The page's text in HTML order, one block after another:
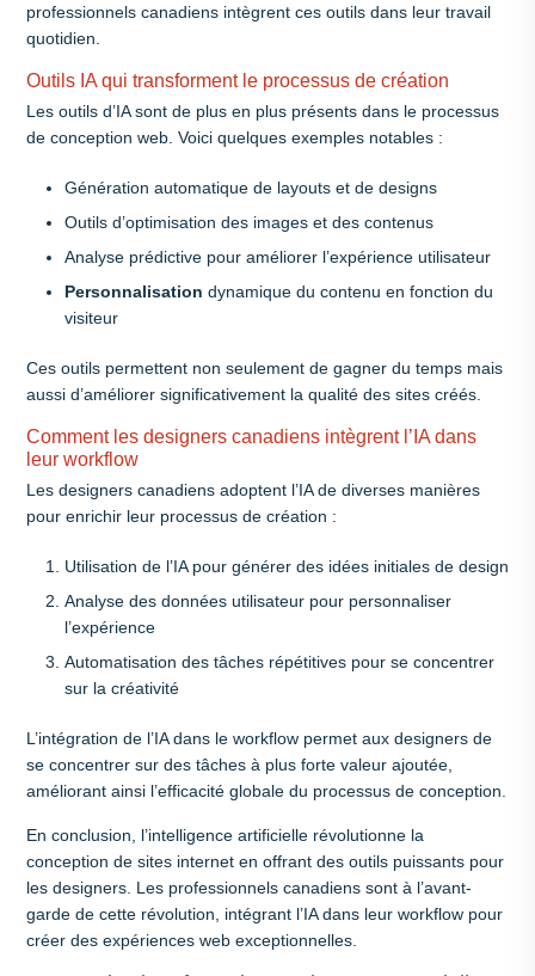
professionnels canadiens intègrent ces outils dans leur travail
quotidien.
Outils IA qui transforment le processus de création
Les outils d’IA sont de plus en plus présents dans le processus
de conception web. Voici quelques exemples notables :
Génération automatique de layouts et de designs
Outils d’optimisation des images et des contenus
Analyse prédictive pour améliorer l’expérience utilisateur
Personnalisation dynamique du contenu en fonction du
visiteur
Ces outils permettent non seulement de gagner du temps mais
aussi d’améliorer significativement la qualité des sites créés.
Comment les designers canadiens intègrent l’IA dans
leur workflow
Les designers canadiens adoptent l’IA de diverses manières
pour enrichir leur processus de création :
Utilisation de l’IA pour générer des idées initiales de design
Analyse des données utilisateur pour personnaliser
l’expérience
Automatisation des tâches répétitives pour se concentrer
sur la créativité
L’intégration de l’IA dans le workflow permet aux designers de
se concentrer sur des tâches à plus forte valeur ajoutée,
améliorant ainsi l’efficacité globale du processus de conception.
En conclusion, l’intelligence artificielle révolutionne la
conception de sites internet en offrant des outils puissants pour
les designers. Les professionnels canadiens sont à l’avant-
garde de cette révolution, intégrant l’IA dans leur workflow pour
créer des expériences web exceptionnelles.